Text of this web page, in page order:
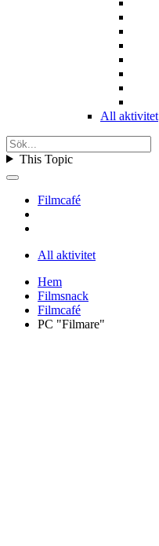
All aktivitet
This Topic
Filmcafé
All aktivitet
Hem
Filmsnack
Filmcafé
PC "Filmare"